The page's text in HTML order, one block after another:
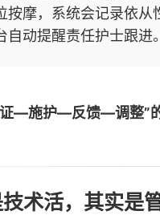
摩，系统会记录依从
动提醒责任护士跟进。
—施护—反馈—调整”的
术活，其实是